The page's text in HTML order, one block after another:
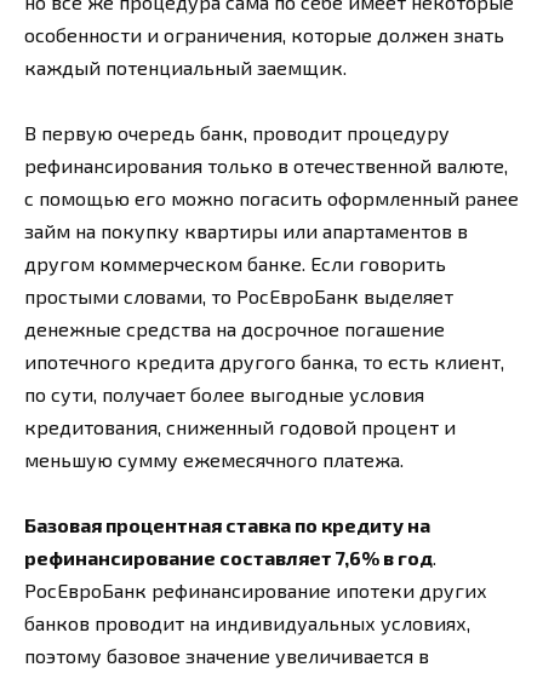
особенности и ограничения, которые должен знать
каждый потенциальный заемщик.
В первую очередь банк, проводит процедуру
рефинансирования только в отечественной валюте,
с помощью его можно погасить оформленный ранее
займ на покупку квартиры или апартаментов в
другом коммерческом банке. Если говорить
простыми словами, то РосЕвроБанк выделяет
денежные средства на досрочное погашение
ипотечного кредита другого банка, то есть клиент,
по сути, получает более выгодные условия
кредитования, сниженный годовой процент и
меньшую сумму ежемесячного платежа.
Базовая процентная ставка по кредиту на
рефинансирование составляет 7,6% в год.
РосЕвроБанк рефинансирование ипотеки других
банков проводит на индивидуальных условиях,
поэтому базовое значение увеличивается в